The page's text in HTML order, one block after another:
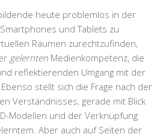
heute problemlos in der
und Tablets zu
Räumen zurechtzufinden,
gelernten Medienkompetenz, die
reflektierenden Umgang mit der
stellt sich die Frage nach der
Verständnisses, gerade mit Blick
Modellen und der Verknüpfung
Aber auch auf Seiten der